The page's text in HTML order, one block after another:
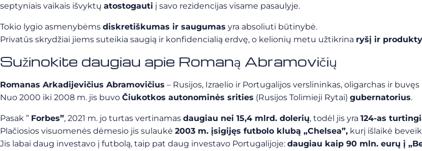
septyniais vaikais išvyktų atostogauti į savo rezidencijas visame pasaulyje.
Tokio lygio asmenybėms diskretiškumas ir saugumas yra absoliuti būtinybė.
Privatūs skrydžiai jiems suteikia saugią ir konfidencialią erdvę, o kelionių metu užtikrina ryšį ir
Sužinokite daugiau apie Romaną Abramovičių
Romanas Arkadijevičius Abramovičius – Rusijos, Izraelio ir Portugalijos verslininkas, oligarchas ir
Nuo 2000 iki 2008 m. jis buvo Čiukotkos autonominės srities (Rusijos Tolimieji Rytai) gubernatorius.
Pasak ” Forbes”, 2021 m. jo turtas vertinamas daugiau nei 15,4 mlrd. dolerių, todėl jis yra 124-as
Plačiosios visuomenės dėmesio jis sulaukė 2003 m. įsigijęs futbolo klubą „Chelsea”, kurį išlaikė
Jis labai daug investavo į futbolą, taip pat daug investavo Portugalijoje: daugiau kaip 90 mln. eurų į